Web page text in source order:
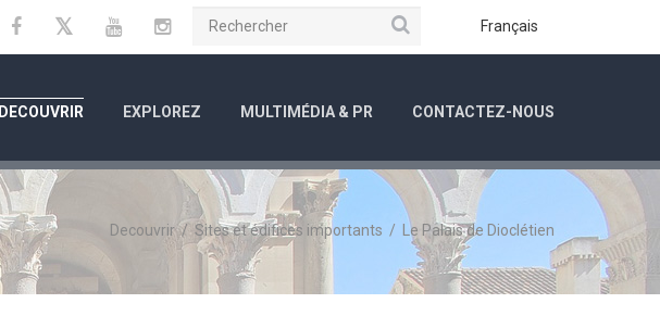
FacebookTwitterYouTubeInstagram Français
Rechercher
DECOUVRIR EXPLOREZ MULTIMÉDIA & PR CONTACTEZ-NOUS
Decouvrir/Sites et édifices importants / Le Palais de Dioclétien